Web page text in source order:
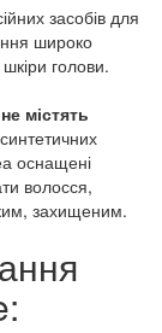
засобів для
широко
голови.
не містять
оснащені
волосся,
захищеним.